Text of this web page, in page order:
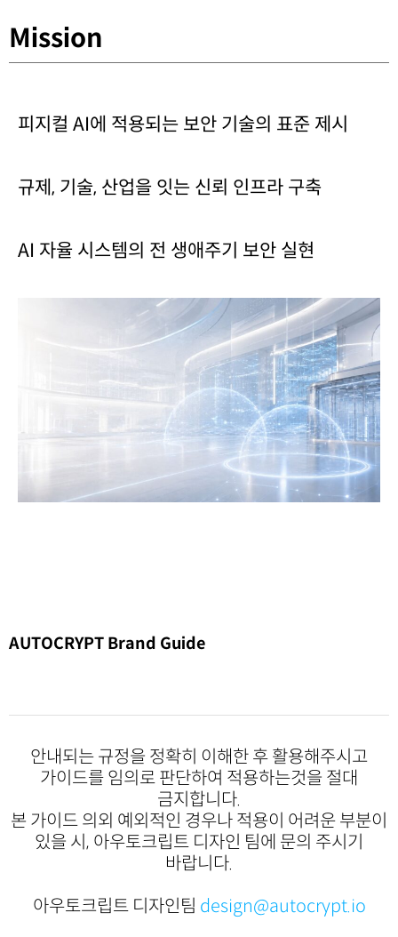
Mission
피지컬 AI에 적용되는 보안 기술의 표준 제시
규제, 기술, 산업을 잇는 신뢰 인프라 구축
AI 자율 시스템의 전 생애주기 보안 실현
AUTOCRYPT Brand Guide
안내되는 규정을 정확히 이해한 후 활용해주시고
가이드를 임의로 판단하여 적용하는것을 절대
금지합니다.
본 가이드 의외 예외적인 경우나 적용이 어려운 부분이
있을 시, 아우토크립트 디자인 팀에 문의 주시기
바랍니다.
아우토크립트 디자인팀 design@autocrypt.io